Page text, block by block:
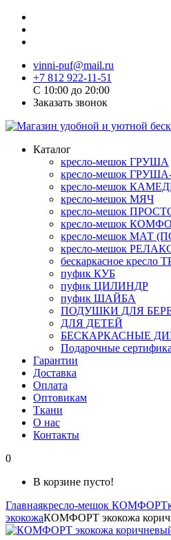
vinni-puf@mail.ru
+7 812 922-11-51
C 10:00 до 20:00
Заказать звонок
Каталог
кресло-мешок ГРУША
кресло-мешок
кресло-мешок
кресло-мешок МЯЧ
кресло-мешок
кресло-мешок
кресло-мешок МАТ
кресло-мешок
бескаркасное
пуфик КУБ
пуфик ЦИЛИНДР
пуфик ШАЙБА
ПОДУШКИ ДЛЯ
ДЛЯ ДЕТЕЙ
БЕСКАРКАСНЫЕ
Подарочные
Гарантии
Доставка
Оплата
Оптовикам
Ткани
О нас
Контакты
0
В корзине пусто!
Главнаякресло-мешок КОМФОРТ
экокожаКОМФОРТ экокожа